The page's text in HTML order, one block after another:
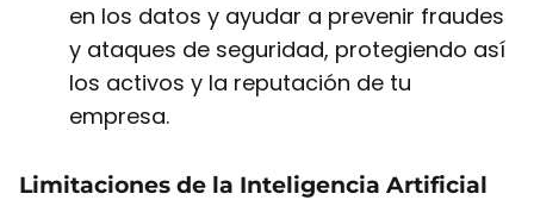
en los datos y ayudar a prevenir fraudes
y ataques de seguridad, protegiendo así
los activos y la reputación de tu
empresa.
Limitaciones de la Inteligencia Artificial